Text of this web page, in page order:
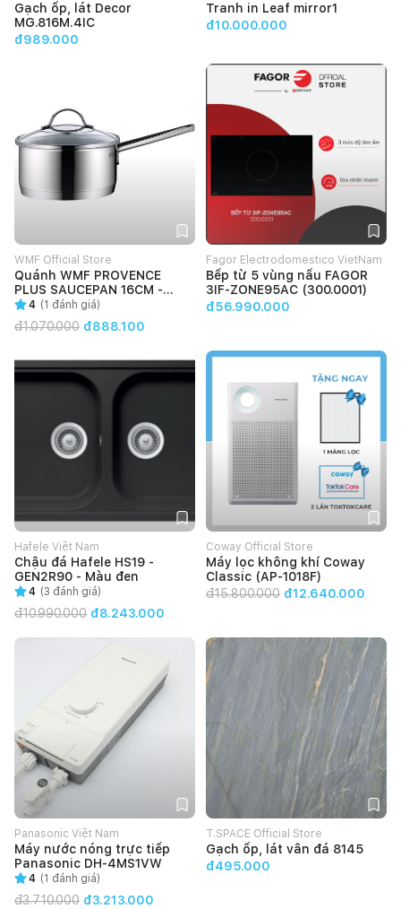
Gạch ốp, lát Decor
MG.816M.4IC
đ989.000
Tranh in Leaf mirror1
đ10.000.000
WMF Official Store
Quánh WMF PROVENCE
PLUS SAUCEPAN 16CM -
0724166380
4 (1 đánh giá)
đ1.070.000 đ888.100
Fagor Electrodomestico VietNam
Bếp từ 5 vùng nấu FAGOR
3IF-ZONE95AC (300.0001)
đ56.990.000
Hafele Việt Nam
Chậu đá Hafele HS19 -
GEN2R90 - Màu đen
4 (3 đánh giá)
đ10.990.000 đ8.243.000
Coway Official Store
Máy lọc không khí Coway
Classic (AP-1018F)
đ15.800.000 đ12.640.000
Panasonic Việt Nam
Máy nước nóng trực tiếp
Panasonic DH-4MS1VW
4 (1 đánh giá)
đ3.710.000 đ3.213.000
T.SPACE Official Store
Gạch ốp, lát vân đá 8145
đ495.000